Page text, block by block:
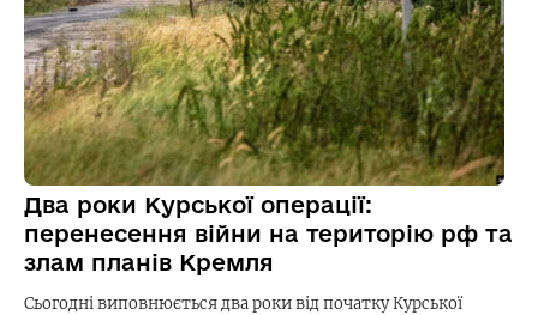
Два роки Курської операції:
перенесення війни на територію рф та
злам планів Кремля
Сьогодні виповнюється два роки від початку Курської